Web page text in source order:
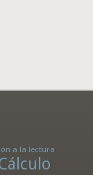
a la lectura